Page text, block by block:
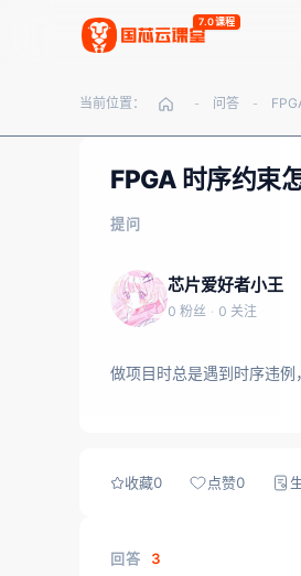
7.0课程
当前位置： - 问答 -
FPGA 时序约束
提问
芯片爱好者小王
0 粉丝 · 0 关注
做项目时总是遇到时序违例
收藏0 点赞0
回答 3